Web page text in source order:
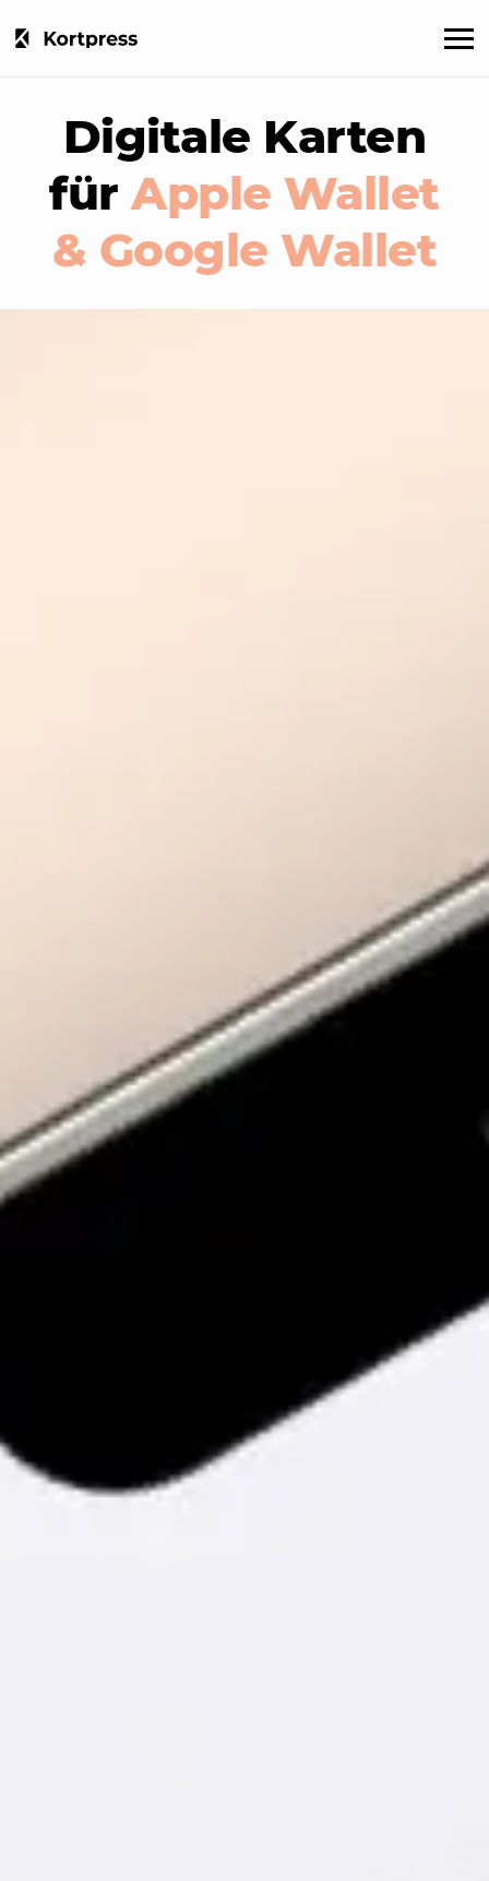
Digitale Karten
fürApple Wallet
& Google Wallet